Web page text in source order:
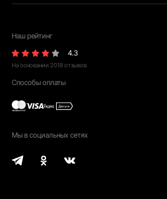
Наш рейтинг
4.3
На основании 2018 отзывов
Способы оплаты
Мы в социальных сетях